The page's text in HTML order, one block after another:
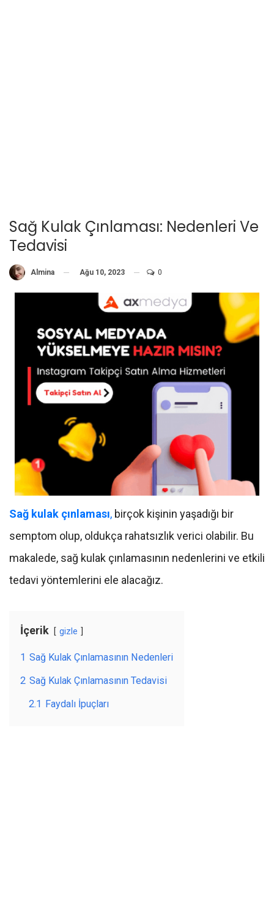
Sağ Kulak Çınlaması: Nedenleri Ve
Tedavisi
Almina Ağu 10, 2023 0
Sağ kulak çınlaması, birçok kişinin yaşadığı bir
semptom olup, oldukça rahatsızlık verici olabilir. Bu
makalede, sağ kulak çınlamasının nedenlerini ve etkili
tedavi yöntemlerini ele alacağız.
İçerik gizle
1 Sağ Kulak Çınlamasının Nedenleri
2 Sağ Kulak Çınlamasının Tedavisi
2.1 Faydalı İpuçları